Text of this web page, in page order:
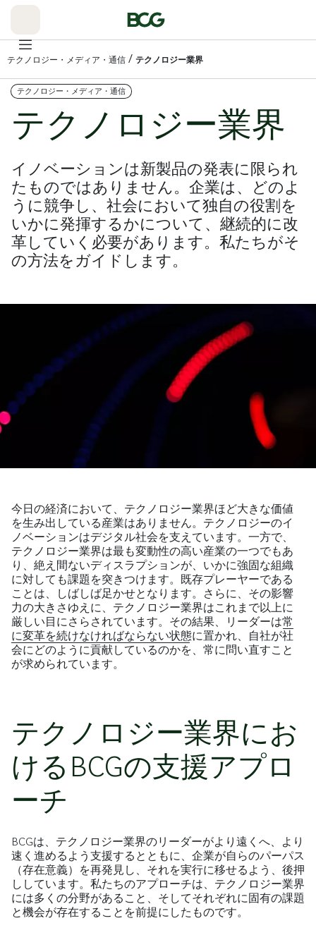
テクノロジー・メディア・通信 / テクノロジー業界
テクノロジー・メディア・通信
テクノロジー業界
イノベーションは新製品の発表に限られ
たものではありません。企業は、どのよ
うに競争し、社会において独自の役割を
いかに発揮するかについて、継続的に改
革していく必要があります。私たちがそ
の方法をガイドします。
今日の経済において、テクノロジー業界ほど大きな価値
を生み出している産業はありません。テクノロジーのイ
ノベーションはデジタル社会を支えています。一方で、
テクノロジー業界は最も変動性の高い産業の一つでもあ
り、絶え間ないディスラプションが、いかに強固な組織
に対しても課題を突きつけます。既存プレーヤーである
ことは、しばしば足かせとなります。さらに、その影響
力の大きさゆえに、テクノロジー業界はこれまで以上に
厳しい目にさらされています。その結果、リーダーは常
に変革を続けなければならない状態に置かれ、自社が社
会にどのように貢献しているのかを、常に問い直すこと
が求められています。
テクノロジー業界にお
けるBCGの支援アプロ
ーチ
BCGは、テクノロジー業界のリーダーがより遠くへ、より
速く進めるよう支援するとともに、企業が自らのパーパス
（存在意義）を再発見し、それを実行に移せるよう、後押
ししています。私たちのアプローチは、テクノロジー業界
には多くの分野があること、そしてそれぞれに固有の課題
と機会が存在することを前提にしたものです。